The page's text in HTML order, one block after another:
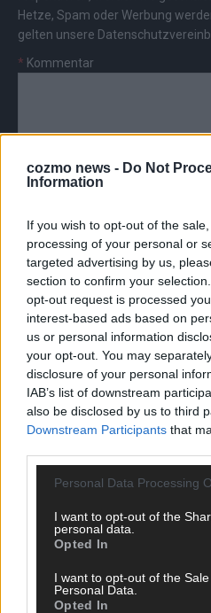
cozmo news - Do Not
Information
If you wish to opt-out of the
processing of your personal or
targeted advertising by us,
section to confirm your
opt-out request is processed
interest-based ads based on
us or personal information
your opt-out. You may
disclosure of your personal
IAB’s list of downstream
also be disclosed by us to third
Downstream Participants that
Personal Data Processing
I want to opt-out of the
personal data.
Opted In
I want to opt-out of the
Personal Data.
Opted In
Hetze, Spam oder Werbung
gelten unsere
* Kommentar
Vor- und Nachname
E-Mail
AD